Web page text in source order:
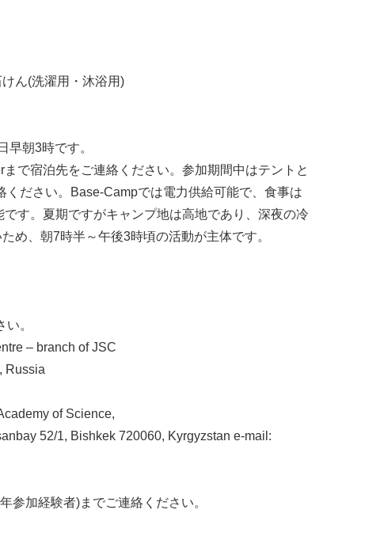
ん(洗濯用・沐浴用)
早朝3時です。
で宿泊先をご連絡ください。参加期間中はテントと
ださい。Base-Campでは電力供給可能で、食事は
す。夏期ですがキャンプ地は高地であり、深夜の冷
め、朝7時半～午後3時頃の活動が主体です。
。
– branch of JSC
Russia
of Science,
52/1, Bishkek 720060, Kyrgyzstan e-mail:
参加経験者)までご連絡ください。